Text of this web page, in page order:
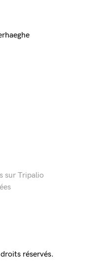
sur Tripalio
réservés.